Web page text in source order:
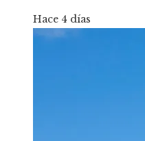
Hace 4 días